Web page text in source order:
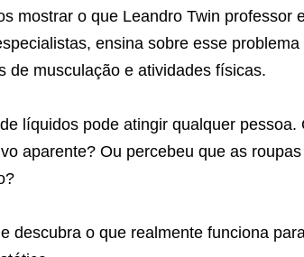
mostrar o que Leandro Twin professor
ensina sobre esse
de musculação e atividades físicas.
líquidos pode atingir qualquer
aparente? Ou percebeu que as
descubra o que realmente funciona